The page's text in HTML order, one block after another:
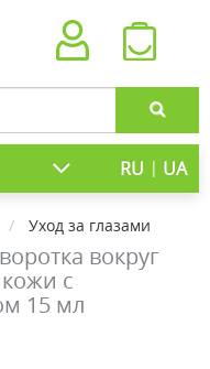
RU | UA
Уход за глазами
вокруг
с
15 мл